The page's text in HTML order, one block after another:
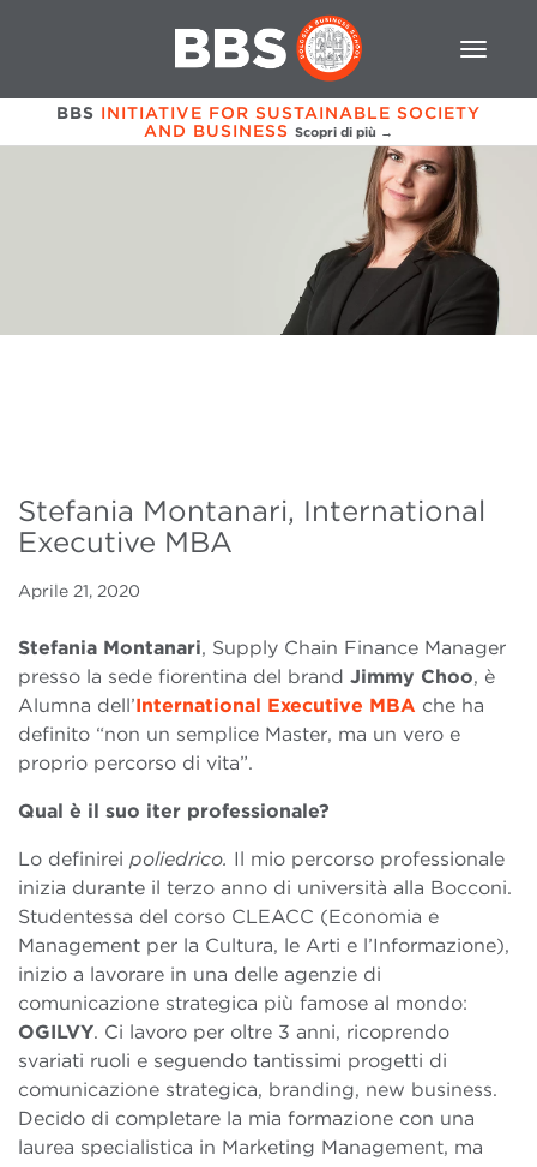
BBS INITIATIVE FOR SUSTAINABLE SOCIETY
AND BUSINESS Scopri di più →
Stefania Montanari, International
Executive MBA
Aprile 21, 2020
Stefania Montanari, Supply Chain Finance Manager
presso la sede fiorentina del brand Jimmy Choo, è
Alumna dell’International Executive MBA che ha
definito “non un semplice Master, ma un vero e
proprio percorso di vita”.
Qual è il suo iter professionale?
Lo definirei poliedrico. Il mio percorso professionale
inizia durante il terzo anno di università alla Bocconi.
Studentessa del corso CLEACC (Economia e
Management per la Cultura, le Arti e l’Informazione),
inizio a lavorare in una delle agenzie di
comunicazione strategica più famose al mondo:
OGILVY. Ci lavoro per oltre 3 anni, ricoprendo
svariati ruoli e seguendo tantissimi progetti di
comunicazione strategica, branding, new business.
Decido di completare la mia formazione con una
laurea specialistica in Marketing Management, ma